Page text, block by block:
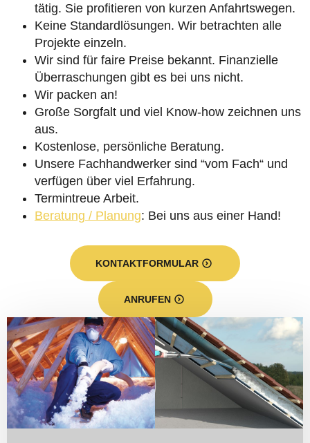
tätig. Sie profitieren von kurzen Anfahrtswegen.
Keine Standardlösungen. Wir betrachten alle
Projekte einzeln.
Wir sind für faire Preise bekannt. Finanzielle
Überraschungen gibt es bei uns nicht.
Wir packen an!
Große Sorgfalt und viel Know-how zeichnen uns
aus.
Kostenlose, persönliche Beratung.
Unsere Fachhandwerker sind “vom Fach“ und
verfügen über viel Erfahrung.
Termintreue Arbeit.
Beratung / Planung: Bei uns aus einer Hand!
KONTAKTFORMULAR
ANRUFEN